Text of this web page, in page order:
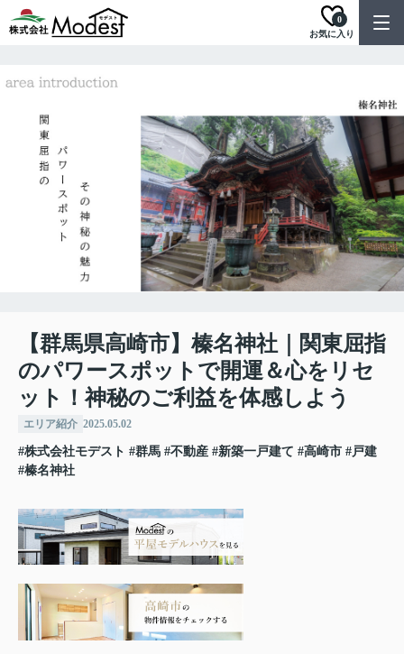
お気に入り
0
【群馬県高崎市】榛名神社｜関東屈指
のパワースポットで開運＆心をリセ
ット！神秘のご利益を体感しよう
エリア紹介 2025.05.02
#株式会社モデスト #群馬 #不動産 #新築一戸建て #高崎市 #戸建
#榛名神社